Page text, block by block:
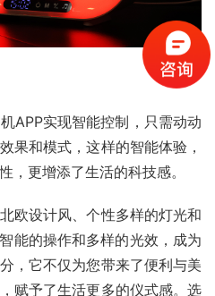
APP实现智能控制，只需动动
果和模式，这样的智能体验，
，更增添了生活的科技感。
欧设计风、个性多样的灯光和
能的操作和多样的光效，成为
，它不仅为您带来了便利与美
赋予了生活更多的仪式感。选